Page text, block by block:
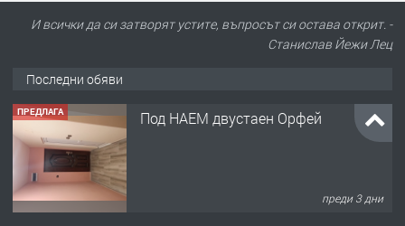
И всички да си затворят устите, въпросът си остава открит. -
Станислав Йежи Лец
Последни обяви
ПРЕДЛАГА Под НАЕМ двустаен Орфей
преди 3 дни